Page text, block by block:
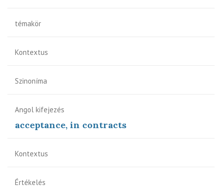
témakör
Kontextus
Szinoníma
Angol kifejezés
acceptance, in contracts
Kontextus
Értékelés